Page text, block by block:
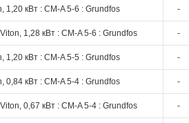
1,20 кВт : CM-A 5-6 : Grundfos -
1,28 кВт : CM-A 5-6 : Grundfos -
1,20 кВт : CM-A 5-5 : Grundfos -
0,84 кВт : CM-A 5-4 : Grundfos -
0,67 кВт : CM-A 5-4 : Grundfos -